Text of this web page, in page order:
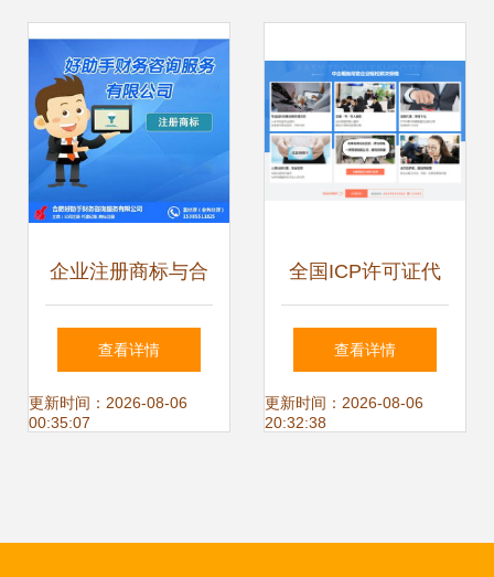
围与市场定位探析
企业注册商标与合
肥注册商标指南 好
帮手财务咨询服务
查看详情
更新时间：2026-08-06
00:35:07
全国ICP许可证代
办 快速获取增值电
信业务牌照的专业
查看详情
更新时间：2026-08-06
20:32:38